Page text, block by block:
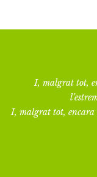
I, malgrat tot,
I, malgrat tot, encara